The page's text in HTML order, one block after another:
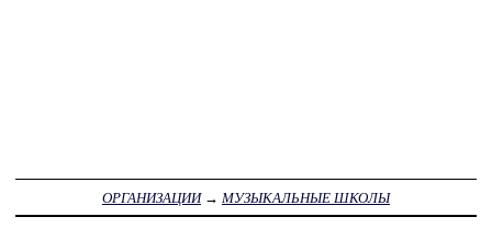
ОРГАНИЗАЦИИ→ МУЗЫКАЛЬНЫЕ ШКОЛЫ